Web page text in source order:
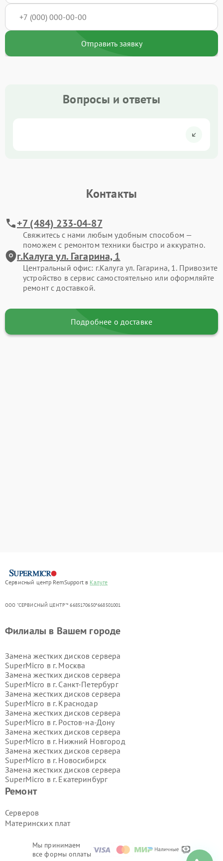
Отправить заявку
Вопросы и ответы
Контакты
+7 (484) 233-04-87
Свяжитесь с нами любым удобным способом —
поможем с ремонтом техники быстро и аккуратно.
г.Калуга ул. Гагарина, 1
Центральный офис: г.Калуга ул. Гагарина, 1. Привозите
устройство в сервис самостоятельно или оформляйте
ремонт с доставкой.
Подробнее о доставке
Сервисный центр RemSupport в Калуге
ООО "СЕРВИСНЫЙ ЦЕНТР"* 6685170650*668501001
Мы принимаем
все формы оплаты
Ремонт
Серверов
Материнских плат
Филиалы в Вашем городе
Замена жестких дисков сервера
SuperMicro в г. Москва
Замена жестких дисков сервера
SuperMicro в г. Санкт-Петербург
Замена жестких дисков сервера
SuperMicro в г. Краснодар
Замена жестких дисков сервера
SuperMicro в г. Ростов-на-Дону
Замена жестких дисков сервера
SuperMicro в г. Нижний Новгород
Замена жестких дисков сервера
SuperMicro в г. Новосибирск
Замена жестких дисков сервера
SuperMicro в г. Екатеринбург
Замена жестких дисков сервера
SuperMicro в г.
SuperMicro в г.
Замена жестких дисков сервера
Замена жестких дисков сервера
SuperMicro в г.Самара